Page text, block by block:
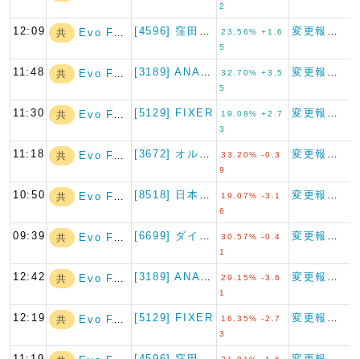
2
12:09 共 Evo Fund
23.56% +1.6
5
11:48 共 Evo Fund
32.70% +3.5
5
11:30 共 Evo Fund [5129] FIXER
19.08% +2.7
3
11:18 共 Evo Fund
33.20% -0.3
9
10:50 共 Evo Fund
19.07% -3.1
6
09:39 共 Evo Fund
30.57% -0.4
1
12:42 共 Evo Fund
29.15% -3.6
1
12:19 共 Evo Fund [5129] FIXER
16.35% -2.7
3